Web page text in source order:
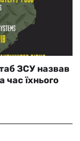
ЗСУ назвав
час їхнього